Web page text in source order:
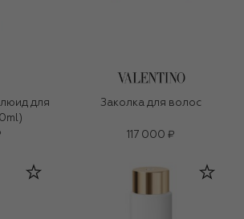
для
Заколка для волос
117 000 ₽